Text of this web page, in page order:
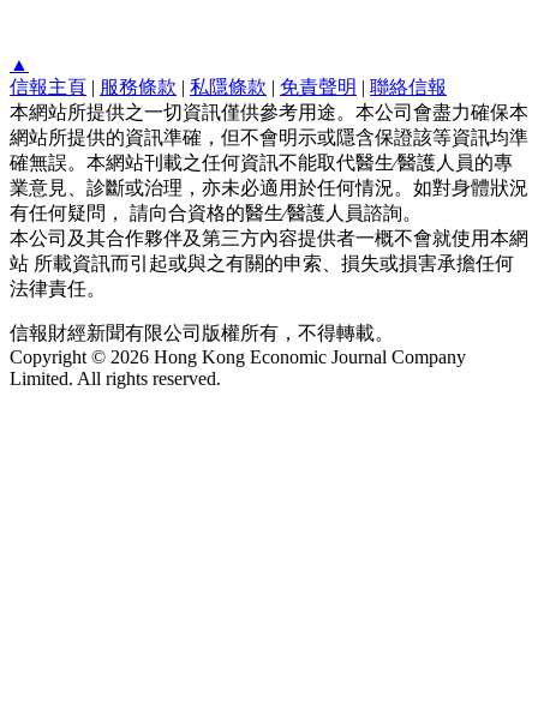
▲
信報主頁 | 服務條款 | 私隱條款 | 免責聲明 | 聯絡信報
本網站所提供之一切資訊僅供參考用途。本公司會盡力確保本
網站所提供的資訊準確，但不會明示或隱含保證該等資訊均準
確無誤。本網站刊載之任何資訊不能取代醫生∕醫護人員的專
業意見、診斷或治理，亦未必適用於任何情況。如對身體狀況
有任何疑問， 請向合資格的醫生∕醫護人員諮詢。
本公司及其合作夥伴及第三方內容提供者一概不會就使用本網
站 所載資訊而引起或與之有關的申索、損失或損害承擔任何
法律責任。
信報財經新聞有限公司版權所有，不得轉載。
Copyright © 2026 Hong Kong Economic Journal Company
Limited. All rights reserved.